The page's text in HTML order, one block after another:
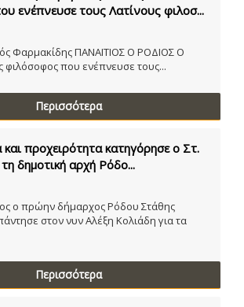
ενέπνευσε τους Λατίνους φιλοσ...
Φαρμακίδης ΠΑΝΑΙΤΙΟΣ Ο ΡΟΔΙΟΣ Ο
φιλόσοφος που ενέπνευσε τους...
Περισσότερα
και προχειρότητα κατηγόρησε ο Στ.
δημοτική αρχή Ρόδο...
ο πρώην δήμαρχος Ρόδου Στάθης
στον νυν Αλέξη Κολιάδη για τα
Περισσότερα